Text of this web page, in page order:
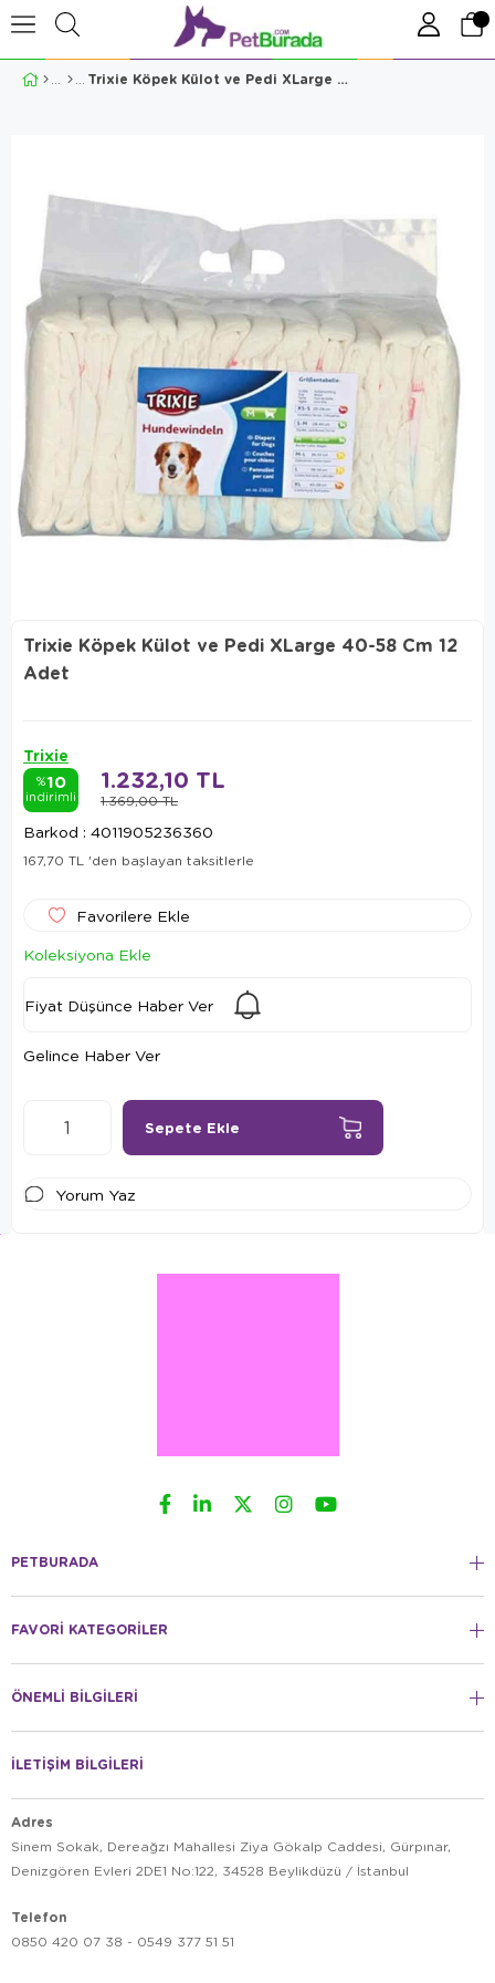
Trixie Köpek Külot ve Pedi XLarge 40-58 Cm 12 Adet
Trixie Köpek Külot ve Pedi XLarge 40-58 Cm 12
Adet
Trixie
%10
indirimli 1.369,00 TL
1.232,10 TL
Barkod : 4011905236360
167,70 TL 'den başlayan taksitlerle
Favorilere Ekle
Koleksiyona Ekle
Fiyat Düşünce Haber Ver
Gelince Haber Ver
Yorum Yaz
PETBURADA
FAVORİ KATEGORİLER
ÖNEMLİ BİLGİLERİ
İLETİŞİM BİLGİLERİ
Adres
Sinem Sokak, Dereağzı Mahallesi Ziya Gökalp Caddesi, Gürpınar,
Denizgören Evleri 2DE1 No:122, 34528 Beylikdüzü / İstanbul
Telefon
0850 420 07 38 - 0549 377 51 51